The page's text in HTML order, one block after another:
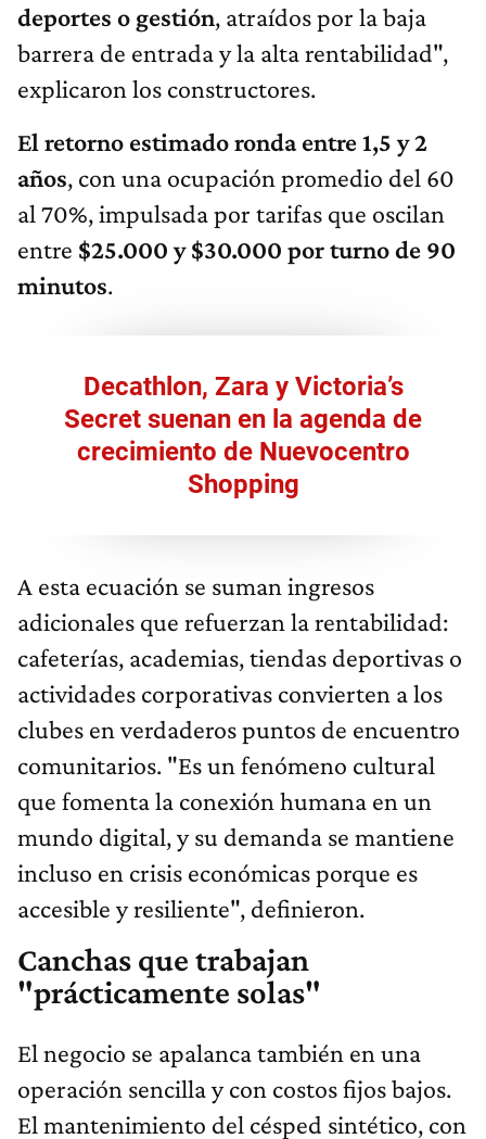
deportes o gestión, atraídos por la baja
barrera de entrada y la alta rentabilidad",
explicaron los constructores.
El retorno estimado ronda entre 1,5 y 2
años, con una ocupación promedio del 60
al 70%, impulsada por tarifas que oscilan
entre $25.000 y $30.000 por turno de 90
minutos.
Decathlon, Zara y Victoria’s
Secret suenan en la agenda de
crecimiento de Nuevocentro
Shopping
A esta ecuación se suman ingresos
adicionales que refuerzan la rentabilidad:
cafeterías, academias, tiendas deportivas o
actividades corporativas convierten a los
clubes en verdaderos puntos de encuentro
comunitarios. "Es un fenómeno cultural
que fomenta la conexión humana en un
mundo digital, y su demanda se mantiene
incluso en crisis económicas porque es
accesible y resiliente", definieron.
Canchas que trabajan
"prácticamente solas"
El negocio se apalanca también en una
operación sencilla y con costos fijos bajos.
El mantenimiento del césped sintético, con